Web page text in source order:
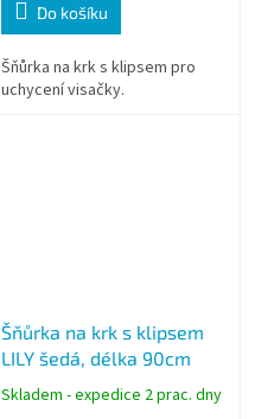
Do košíku
Šňůrka na krk s klipsem pro
uchycení visačky.
Šňůrka na krk s klipsem
LILY šedá, délka 90cm
Skladem - expedice 2 prac. dny